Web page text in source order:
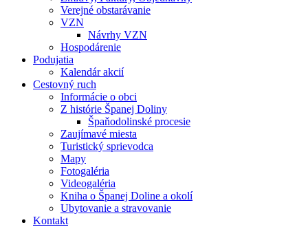
Verejné obstarávanie
VZN
Návrhy VZN
Hospodárenie
Podujatia
Kalendár akcií
Cestovný ruch
Informácie o obci
Z histórie Španej Doliny
Špaňodolinské procesie
Zaujímavé miesta
Turistický sprievodca
Mapy
Fotogaléria
Videogaléria
Kniha o Španej Doline a okolí
Ubytovanie a stravovanie
Kontakt